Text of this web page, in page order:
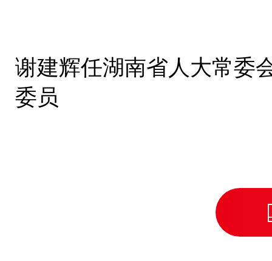
谢建辉任湖南省人大常委
委员